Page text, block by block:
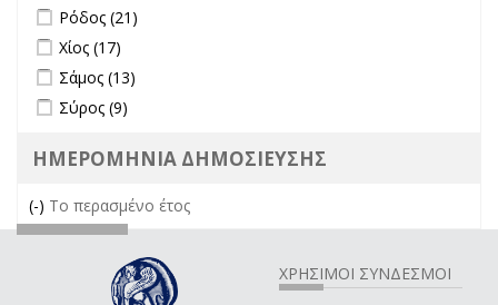
Apply Ρόδος filter
Ρόδος (21)
Apply Χίος filter
Χίος (17)
Apply Σάμος filter
Σάμος (13)
Apply Σύρος filter
Σύρος (9)
ΗΜΕΡΟΜΗΝΙΑ ΔΗΜΟΣΙΕΥΣΗΣ
(-) Remove Το περασμένο έτος filter
Το περασμένο έτος
ΧΡΗΣΙΜΟΙ ΣΥΝΔΕΣΜΟΙ